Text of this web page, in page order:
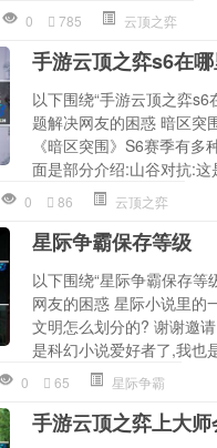
0 785 云顶之弈
手游云顶之弈s6在
以下围绕“手游云顶之弈s6
题解决网友的困惑 暗区突
《暗区突围》S6赛季有多
面是部分介绍:山谷对抗:这
0 86 云顶之弈
星际争霸保存等级
以下围绕“星际争霸保存等
网友的困惑 星际小说里的
文明怎么划分的? 谢谢邀
是科幻小说爱好者了,我也
0 65 星际争霸
手游云顶之弈上大